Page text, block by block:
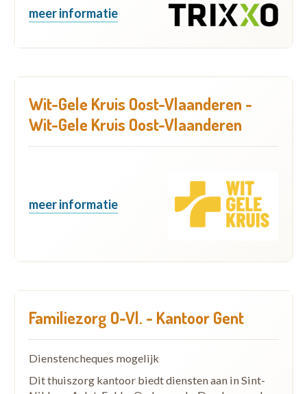
meer informatie
Wit-Gele Kruis Oost-Vlaanderen -
Wit-Gele Kruis Oost-Vlaanderen
meer informatie
Familiezorg O-Vl. - Kantoor Gent
Dienstencheques mogelijk
Dit thuiszorg kantoor biedt diensten aan in Sint-